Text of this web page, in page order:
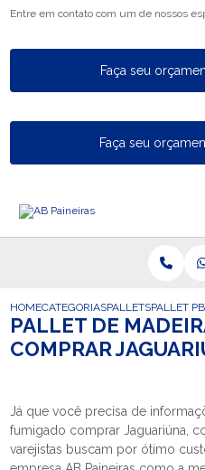
Entre em contato com um de nossos
Faça seu
Faça seu
HOMECATEGORIASPALLETSPALLET
PALLET DE
COMPRAR
Já que você precisa de
fumigado comprar Jaguariúna,
varejistas buscam por ótimo